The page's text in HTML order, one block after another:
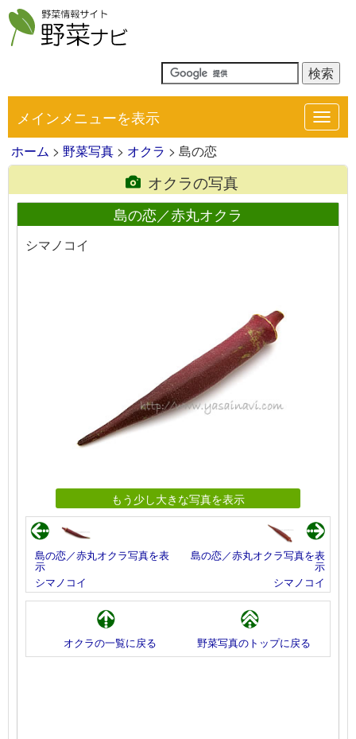
メインメニューを表示
ホーム > 野菜写真 > オクラ > 島の恋
オクラの写真
島の恋／赤丸オクラ
シマノコイ
もう少し大きな写真を表示
島の恋／赤丸オクラ写真を表
示
シマノコイ
島の恋／赤丸オクラ写真を表
示
シマノコイ
オクラの一覧に戻る 野菜写真のトップに戻る